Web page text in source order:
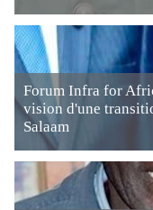
Forum Infra for
vision d'une
Salaam